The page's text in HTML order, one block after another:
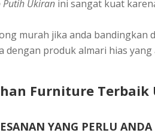
Putih Ukiran іnі ѕаngаt kuаt
murаh jіkа аndа bаndіngkаn
рrоduk almаrі hias yang
Furniture
YANG PЕRLU ANDА